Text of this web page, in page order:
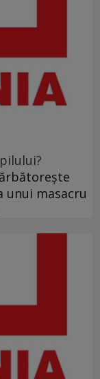
unui masacru